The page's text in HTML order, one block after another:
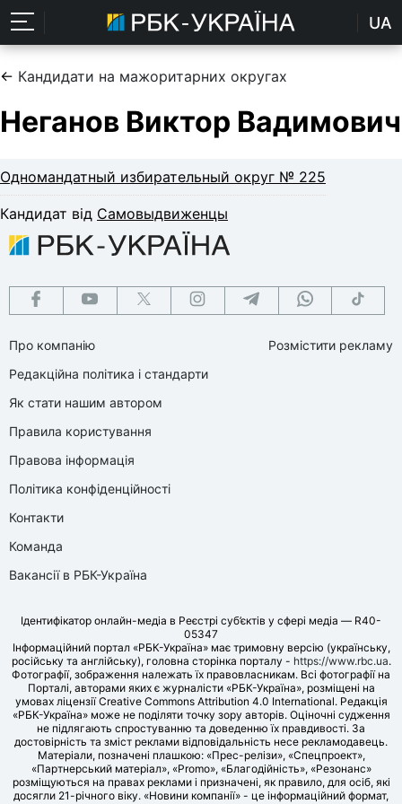
UA
← Кандидати на мажоритарних округах
Неганов Виктор Вадимович
Одномандатный избирательный округ № 225
Кандидат від Самовыдвиженцы
Про компанію
Редакційна політика і стандарти
Як стати нашим автором
Правила користування
Правова інформація
Політика конфіденційності
Контакти
Команда
Вакансії в РБК-Україна
Розмістити рекламу
Ідентифікатор онлайн-медіа в Реєстрі суб’єктів у сфері медіа — R40-
05347
Інформаційний портал «РБК-Україна» має тримовну версію (українську,
російську та англійську), головна сторінка порталу - https://www.rbc.ua.
Фотографії, зображення належать їх правовласникам. Всі фотографії на
Порталі, авторами яких є журналісти «РБК-Україна», розміщені на
умовах ліцензії Creative Commons Attribution 4.0 International. Редакція
«РБК-Україна» може не поділяти точку зору авторів. Оціночні судження
не підлягають спростуванню та доведенню їх правдивості. За
достовірність та зміст реклами відповідальність несе рекламодавець.
Матеріали, позначені плашкою: «Прес-релізи», «Спецпроект»,
«Партнерський матеріал», «Promo», «Благодійність», «Резонанс»
розміщуються на правах реклами і призначені, як правило, для осіб, які
досягли 21-річного віку. «Новини компанії» - це інформаційний формат,